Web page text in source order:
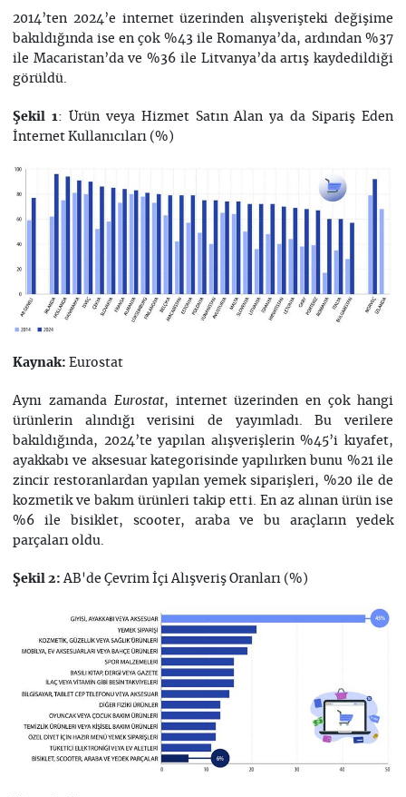
2014’ten 2024’e internet üzerinden alışverişteki değişime
bakıldığında ise en çok %43 ile Romanya’da, ardından %37
ile Macaristan’da ve %36 ile Litvanya’da artış kaydedildiği
görüldü.
Şekil 1: Ürün veya Hizmet Satın Alan ya da Sipariş Eden
İnternet Kullanıcıları (%)
Kaynak: Eurostat
Aynı zamanda Eurostat, internet üzerinden en çok hangi
ürünlerin alındığı verisini de yayımladı. Bu verilere
bakıldığında, 2024’te yapılan alışverişlerin %45’i kıyafet,
ayakkabı ve aksesuar kategorisinde yapılırken bunu %21 ile
zincir restoranlardan yapılan yemek siparişleri, %20 ile de
kozmetik ve bakım ürünleri takip etti. En az alınan ürün ise
%6 ile bisiklet, scooter, araba ve bu araçların yedek
parçaları oldu.
Şekil 2: AB'de Çevrim İçi Alışveriş Oranları (%)